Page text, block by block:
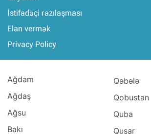
İstifadəçi razılaşması
Elan vermək
Privacy Policy
Ağdam
Ağdaş
Ağsu
Bakı
Qəbələ
Qobustan
Quba
Qusar